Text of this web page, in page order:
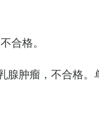
合格。
肿瘤，不合格